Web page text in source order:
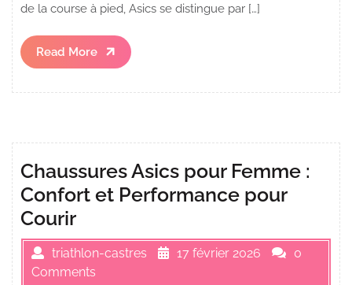
de la course à pied, Asics se distingue par […]
Read More
Read
More
Chaussures Asics pour Femme :
Confort et Performance pour
Courir
triathlon-castres 17 février 2026
0
Comments